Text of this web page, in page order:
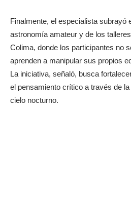
Finalmente, el especialista subrayó
astronomía amateur y de los
Colima, donde los participantes no
aprenden a manipular sus propios
La iniciativa, señaló, busca
el pensamiento crítico a través de
cielo nocturno.